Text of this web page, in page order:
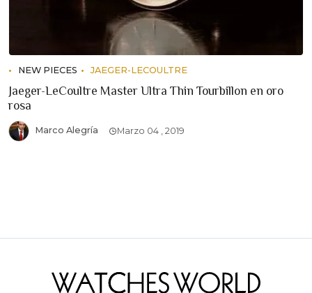
NEW PIECES JAEGER-LECOULTRE
Jaeger-LeCoultre Master Ultra Thin Tourbillon en oro
rosa
Marco Alegría Marzo 04 , 2019